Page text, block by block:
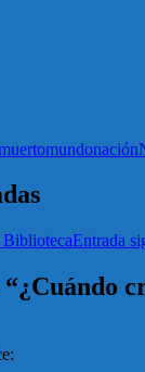
mundonación
BibliotecaEntrada